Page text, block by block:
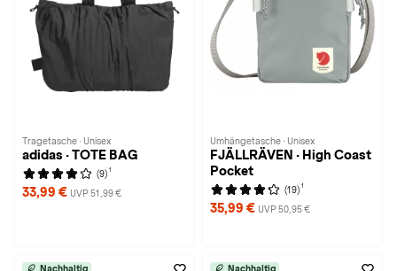
Tragetasche · Unisex
adidas · TOTE BAG
(9) 1
33,99 € UVP 51,99 €
Umhängetasche · Unisex
FJÄLLRÄVEN · High Coast
Pocket
(19) 1
35,99 € UVP 50,95 €
Nachhaltig
Nachhaltig